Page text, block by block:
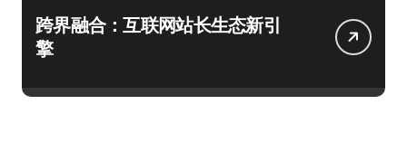
跨界融合：互联网站长生态新引
擎